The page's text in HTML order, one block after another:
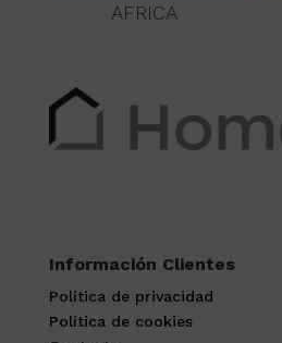
AFRICA
Información Clientes
Política de privacidad
Política de cookies